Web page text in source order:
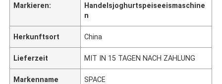
Markieren:
Handelsjoghurtspeiseeismaschine
n
Herkunftsort China
Lieferzeit MIT IN 15 TAGEN NACH ZAHLUNG
Markenname SPACE